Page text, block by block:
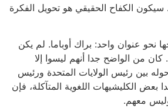
الكفاح الحقيقي هو تحويل الفكرة
نحو عنوان واحد: براك أوباما. لم يكن
كان من الواضح جدا أنهم ليسوا إلا
بين رئيس الولايات المتحدة ورئيس
بعض الكليشيهات اللغوية المتآكلة، فإن
معهم.